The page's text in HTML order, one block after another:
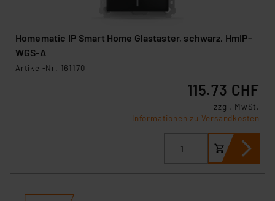
Homematic IP Smart Home Glastaster, schwarz, HmIP-
WGS-A
Artikel-Nr. 161170
115.73 CHF
zzgl. MwSt.
Informationen zu Versandkosten